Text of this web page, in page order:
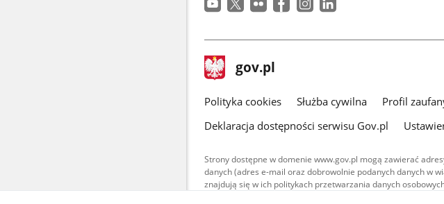
stopka
gov.pl Strona
gov.pl
gov.pl
Polityka cookies Służba cywilna Profil
Deklaracja dostępności serwisu Gov.pl
Strony dostępne w domenie www.gov.pl mogą zawierać
danych (adres e-mail oraz dobrowolnie podanych danych w
znajdują się w ich politykach przetwarzania danych